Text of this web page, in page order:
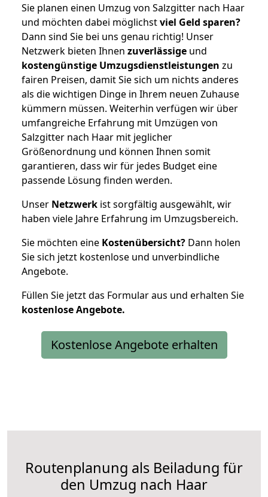
Sie planen einen Umzug von Salzgitter nach Haar
und möchten dabei möglichstviel Geld sparen?
Dann sind Sie bei uns genau richtig! Unser
Netzwerk bieten Ihnen zuverlässige und
kostengünstige Umzugsdienstleistungen zu
fairen Preisen, damit Sie sich um nichts anderes
als die wichtigen Dinge in Ihrem neuen Zuhause
kümmern müssen. Weiterhin verfügen wir über
umfangreiche Erfahrung mit Umzügen von
Salzgitter nach Haar mit jeglicher
Größenordnung und können Ihnen somit
garantieren, dass wir für jedes Budget eine
passende Lösung finden werden.
Unser Netzwerk ist sorgfältig ausgewählt, wir
haben viele Jahre Erfahrung im Umzugsbereich.
Sie möchten eine Kostenübersicht? Dann holen
Sie sich jetzt kostenlose und unverbindliche
Angebote.
Füllen Sie jetzt das Formular aus und erhalten Sie
kostenloseAngebote.
Kostenlose Angebote erhalten
Routenplanung als Beiladung für
den Umzug nach Haar